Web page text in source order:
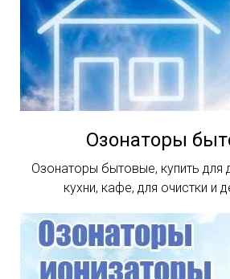
Озонаторы
Озонаторы бытовые, купить
кухни, кафе, для очистки и